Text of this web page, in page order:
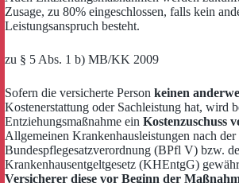
Zusage, zu 80% eingeschlossen, falls kein
Leistungsanspruch besteht.
zu § 5 Abs. 1 b) MB/KK 2009
Sofern die versicherte Person keinen
Kostenerstattung oder Sachleistung hat, wird
Entziehungsmaßnahme ein Kostenzuschuss
Allgemeinen Krankenhausleistungen nach der
Bundespflegesatzverordnung (BPfl V) bzw.
Krankenhausentgeltgesetz (KHEntgG)
Versicherer diese vor Beginn der